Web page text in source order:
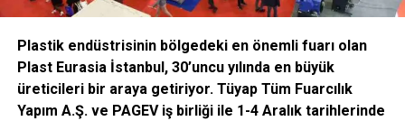
HPKON Hidrolik ve Pnömatik Kongresi ‘’ nin 22-25 Ekim
2014 tarihlerinde İstanbul’da yapılmasına karar
verildi.Kongrenin yeri olarak, İstanbul’un her yerinden rahat
ulaşılabilecek bir noktada olması nedeniyle Taksim
Meydanı’na neredeyse bitişik diyebileceğimiz Harbiye’deki
Plastik endüstrisinin bölgedeki en önemli fuarı olan
Plast Eurasia İstanbul, 30’uncu yılında en büyük
üreticileri bir araya getiriyor. TüyapTüm Fuarcılık
Yapım A.Ş. ve PAGEV iş birliği ile 1-4 Aralık tarihlerinde